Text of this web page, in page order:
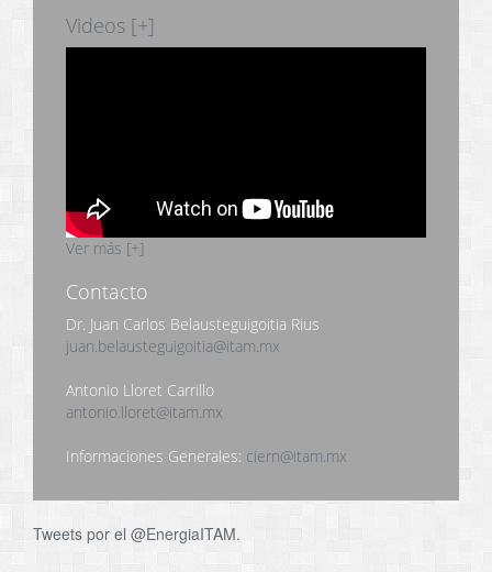
Videos [+]
Ver más [+]
Contacto
Dr. Juan Carlos Belausteguigoitia Rius
juan.belausteguigoitia@itam.mx
Antonio Lloret Carrillo
antonio.lloret@itam.mx
Informaciones Generales: ciern@itam.mx
Tweets por el @EnergiaITAM.